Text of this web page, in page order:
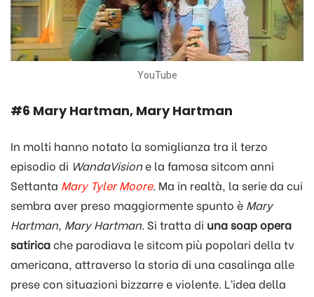
YouTube
#6 Mary Hartman, Mary Hartman
In molti hanno notato la somiglianza tra il terzo
episodio di WandaVisione la famosa sitcom anni
Settanta Mary Tyler Moore. Ma in realtà, la serie da cui
sembra aver preso maggiormente spunto è Mary
Hartman, Mary Hartman. Si tratta di una soap opera
satiricache parodiava le sitcom più popolari della tv
americana, attraverso la storia di una casalinga alle
prese con situazioni bizzarre e violente. L’idea della